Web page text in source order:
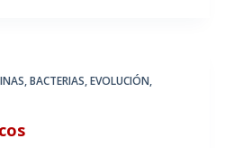
,BACTERIAS,EVOLUCIÓN,